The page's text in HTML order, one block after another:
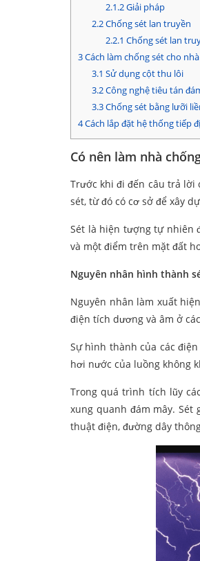
2.1.2Giải pháp
2.2Chống sét lan truyền
2.2.1 Chống sét lan
3Cách làm chống sét cho
3.1 Sử dụng cột thu lôi
3.2Công nghệ tiêu tán
3.3Chống sét bằng lưỡi
4Cách lắp đặt hệ thống tiếp
Có nên làm nhà
Trước khi đi đến câu trả lời
sét, từ đó có cơ sở để xây
Sét là hiện tượng tự nhiên
và một điểm trên mặt đất
Nguyên nhân hình thành
Nguyên nhân làm xuất
điện tích dương và âm ở
Sự hình thành của các
hơi nước của luồng không
Trong quá trình tích lũy
xung quanh đám mây.
thuật điện, đường dây